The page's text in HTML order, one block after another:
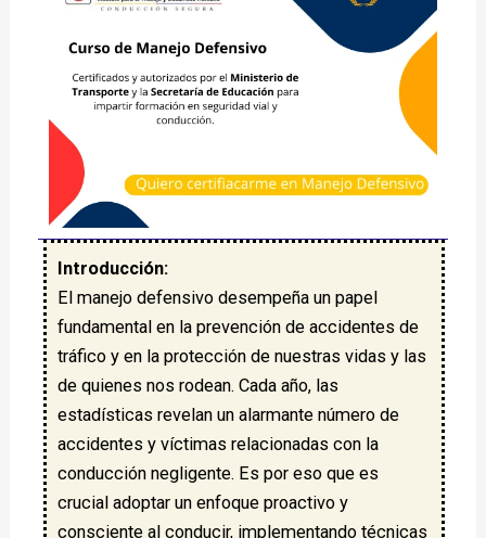
Introducción:
El manejo defensivo desempeña un papel
fundamental en la prevención de accidentes de
tráfico y en la protección de nuestras vidas y las
de quienes nos rodean. Cada año, las
estadísticas revelan un alarmante número de
accidentes y víctimas relacionadas con la
conducción negligente. Es por eso que es
crucial adoptar un enfoque proactivo y
consciente al conducir, implementando técnicas